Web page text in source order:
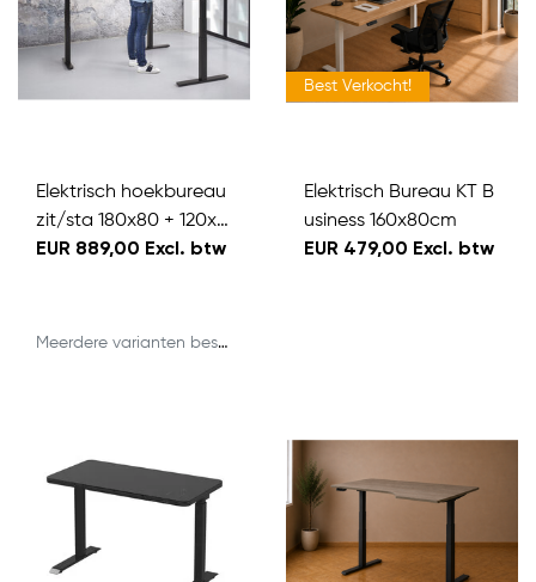
Elektrisch hoekbureau
zit/sta 180x80 + 120x6
0cm
EUR 889,00 Excl. btw
Meerdere varianten beschikbaar
Best Verkocht!
Elektrisch Bureau KT B
usiness 160x80cm
EUR 479,00 Excl. btw